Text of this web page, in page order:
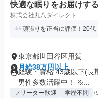
快適な眠りをお届けす
株式会社丸八ダイレクト
頑張りを正当に評価！20
東京都世田谷区用賀
月給38万円以上
経験・資格 43歳以下(長
男性多数活躍中！ ※...
フリーター歓迎 学歴不問